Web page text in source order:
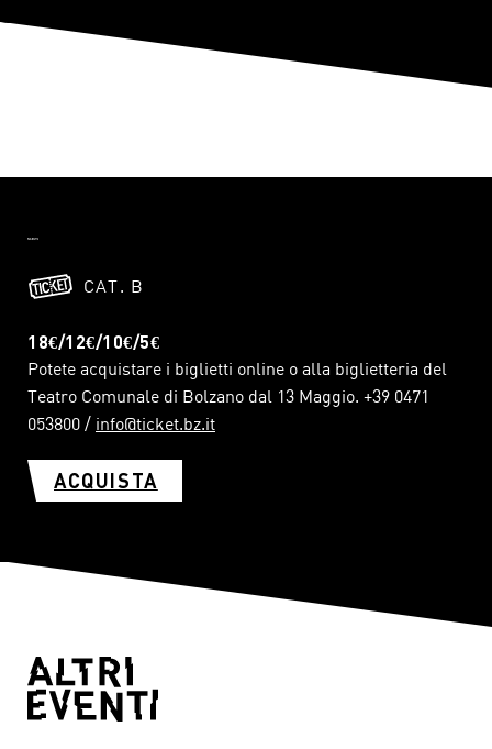
CAT. B
18€/12€/10€/5€
Potete acquistare i biglietti online o alla biglietteria del
Teatro Comunale di Bolzano dal 13 Maggio. +39 0471
053800 / info@ticket.bz.it
ACQUISTA